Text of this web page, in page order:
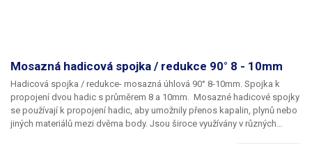
Mosazná hadicová spojka / redukce 90° 8 - 10mm
Hadicová spojka / redukce- mosazná úhlová 90° 8-10mm. Spojka k
propojení dvou hadic s průměrem 8 a 10mm.
se používají k propojení hadic, aby umožnily přenos kapalin, plynů nebo
jiných materiálů mezi dvěma body. Jsou široce využívány v různých